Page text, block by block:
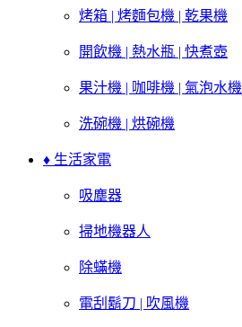
烤箱 | 烤麵包機 | 乾果機
開飲機 | 熱水瓶 | 快煮壺
果汁機 | 咖啡機 | 氣泡水機
洗碗機 | 烘碗機
♦ 生活家電
吸塵器
掃地機器人
除蟎機
電刮鬍刀 | 吹風機